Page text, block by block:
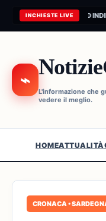
INCHIESTE LIVE
CONNESSIONE AL FEED
⌁
L'informazione che
vedere il meglio.
HOMEATTUALITÀ
CRONACA •